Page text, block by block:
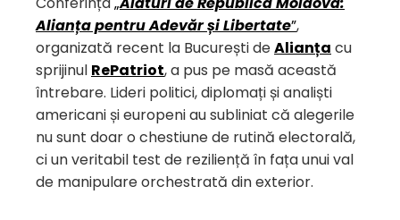
Alianța pentru Adevăr și Libertate”,
organizată recent la București deAlianța cu
sprijinul RePatriot, a pus pe masă această
întrebare. Lideri politici, diplomați și analiști
americani și europeni au subliniat că alegerile
nu sunt doar o chestiune de rutină electorală,
ci un veritabil test de reziliență în fața unui val
de manipulare orchestrată din exterior.